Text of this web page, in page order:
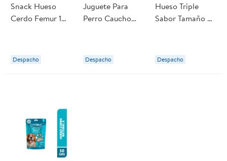
Snack Hueso
Cerdo Femur 1
Despacho
Juguete Para
Perro Caucho
Despacho
Hueso Triple
Sabor Tamaño L 1
Despacho